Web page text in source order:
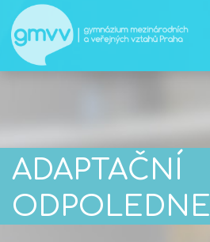
ADAPTAČNÍ
ODPOLEDNE